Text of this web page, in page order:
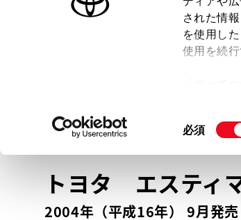
された情
を使用し
使用を続
て」をご
同
選
択
必須
トヨタ認定中古車
トヨタ認定中古車の魅力
の選択
トヨタ エステ
2004年（平成16年） 9月発売